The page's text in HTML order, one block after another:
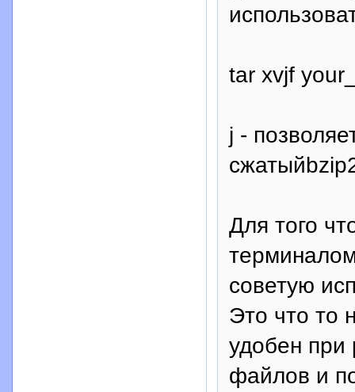
tar xvjf
j -
Для того
советую
Это что то
удобен при
файлов и